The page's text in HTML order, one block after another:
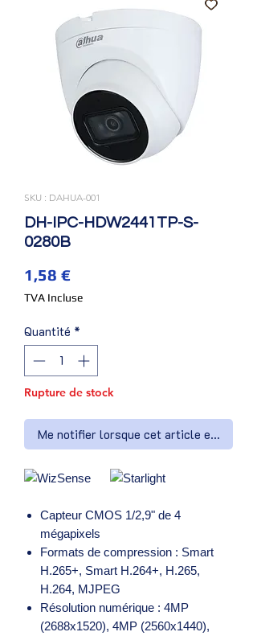
SKU : DAHUA-001
DH-IPC-HDW2441TP-S-
0280B
1,58 €Prix
TVA Incluse
Quantité *
Rupture de stock
Me notifier lorsque cet article est
Capteur CMOS 1/2,9" de 4
mégapixels
Formats de compression : Smart
H.265+, Smart H.264+, H.265,
H.264, MJPEG
Résolution numérique : 4MP
(2688x1520), 4MP (2560x1440),